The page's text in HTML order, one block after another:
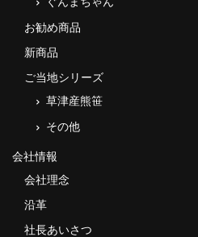
お勧め商品
新商品
ご当地シリーズ
草津産熊笹
その他
会社情報
会社理念
沿革
社長あいさつ